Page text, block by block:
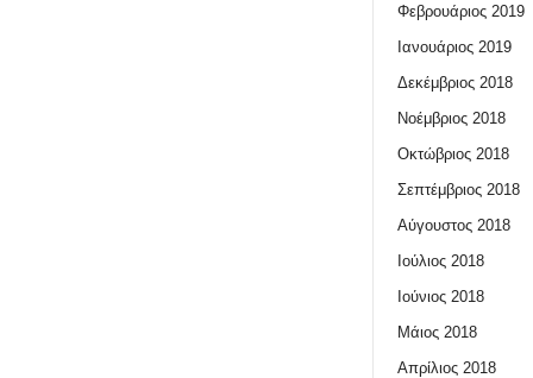
Φεβρουάριος 2019
Ιανουάριος 2019
Δεκέμβριος 2018
Νοέμβριος 2018
Οκτώβριος 2018
Σεπτέμβριος 2018
Αύγουστος 2018
Ιούλιος 2018
Ιούνιος 2018
Μάιος 2018
Απρίλιος 2018